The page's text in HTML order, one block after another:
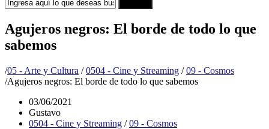
Agujeros negros: El borde de todo lo que
sabemos
/05 - Arte y Cultura / 0504 - Cine y Streaming / 09 - Cosmos
/Agujeros negros: El borde de todo lo que sabemos
03/06/2021
Gustavo
0504 - Cine y Streaming /09 - Cosmos